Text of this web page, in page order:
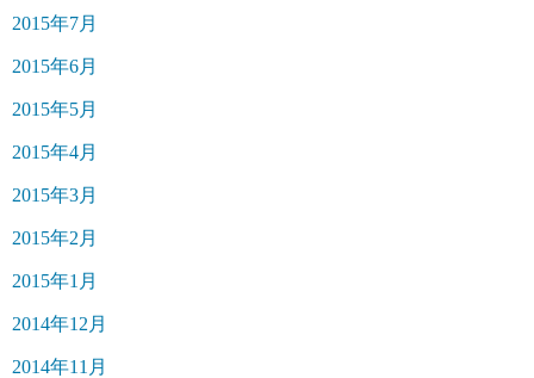
2015年7月
2015年6月
2015年5月
2015年4月
2015年3月
2015年2月
2015年1月
2014年12月
2014年11月